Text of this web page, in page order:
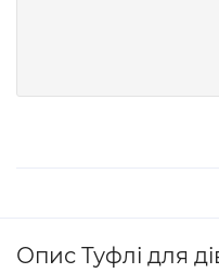
Опис Туфлі для